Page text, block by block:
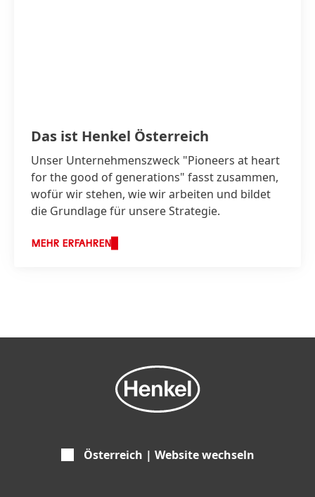
Das ist Henkel Österreich
Unser Unternehmenszweck "Pioneers at heart
for the good of generations" fasst zusammen,
wofür wir stehen, wie wir arbeiten und bildet
die Grundlage für unsere Strategie.
MEHR ERFAHREN
Österreich | Website wechseln